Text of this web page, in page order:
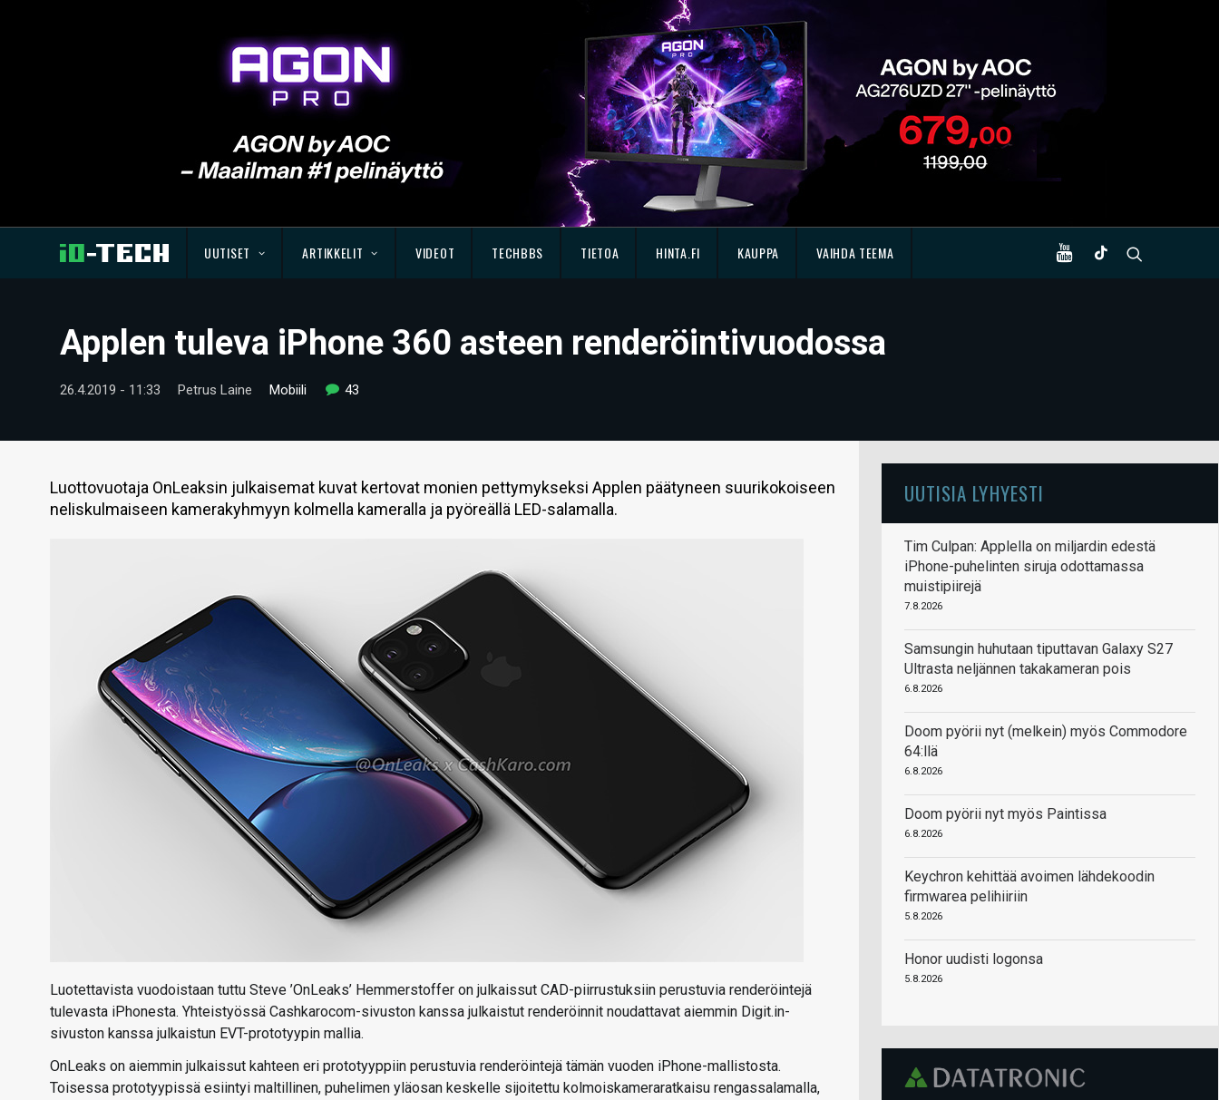
UUTISET ARTIKKELIT VIDEOT TECHBBS TIETOA HINTA.FI KAUPPA VAIHDA TEEMA
Applen tuleva iPhone 360 asteen renderöintivuodossa
26.4.2019 - 11:33 Petrus Laine Mobiili 43
Luottovuotaja OnLeaksin julkaisemat kuvat kertovat monien pettymykseksi Applen päätyneen suurikokoiseen
neliskulmaiseen kamerakyhmyyn kolmella kameralla ja pyöreällä LED-salamalla.
Luotettavista vuodoistaan tuttu Steve ’OnLeaks’ Hemmerstoffer on julkaissut CAD-piirrustuksiin perustuvia renderöintejä
tulevasta iPhonesta. Yhteistyössä Cashkarocom-sivuston kanssa julkaistut renderöinnit noudattavat aiemmin Digit.in-
sivuston kanssa julkaistun EVT-prototyypin mallia.
OnLeaks on aiemmin julkaissut kahteen eri prototyyppiin perustuvia renderöintejä tämän vuoden iPhone-mallistosta.
Toisessa prototyypissä esiintyi maltillinen, puhelimen yläosan keskelle sijoitettu kolmoiskameraratkaisu rengassalamalla,
UUTISIA LYHYESTI
Tim Culpan: Applella on miljardin edestä
iPhone-puhelinten siruja odottamassa
muistipiirejä
7.8.2026
Samsungin huhutaan tiputtavan Galaxy S27
Ultrasta neljännen takakameran pois
6.8.2026
Doom pyörii nyt (melkein) myös Commodore
64:llä
6.8.2026
Doom pyörii nyt myös Paintissa
6.8.2026
Keychron kehittää avoimen lähdekoodin
firmwarea pelihiiriin
5.8.2026
Honor uudisti logonsa
5.8.2026